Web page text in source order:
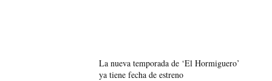
La nueva temporada de ‘El Hormiguero’
ya tiene fecha de estreno